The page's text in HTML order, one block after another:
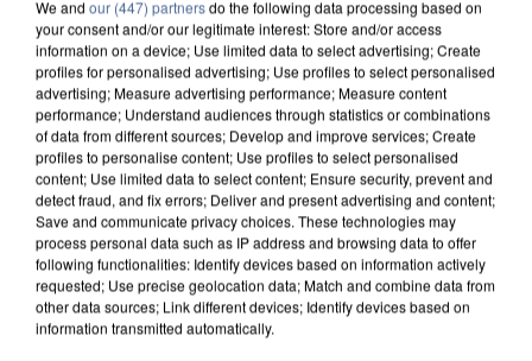
We and our (447) partnersdo the following data processing based on
your consent and/or our legitimate interest: Store and/or access
information on a device; Use limited data to select advertising; Create
profiles for personalised advertising; Use profiles to select personalised
advertising; Measure advertising performance; Measure content
performance; Understand audiences through statistics or combinations
of data from different sources; Develop and improve services; Create
profiles to personalise content; Use profiles to select personalised
content; Use limited data to select content; Ensure security, prevent and
detect fraud, and fix errors; Deliver and present advertising and content;
Save and communicate privacy choices. These technologies may
process personal data such as IP address and browsing data to offer
following functionalities: Identify devices based on information actively
requested; Use precise geolocation data; Match and combine data from
other data sources; Link different devices; Identify devices based on
information transmitted automatically.